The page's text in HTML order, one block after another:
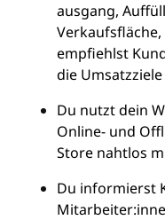
ausgang,
empfiehlst
die
Du nutzt dein
Online- und
Store nahtlos
Du informierst